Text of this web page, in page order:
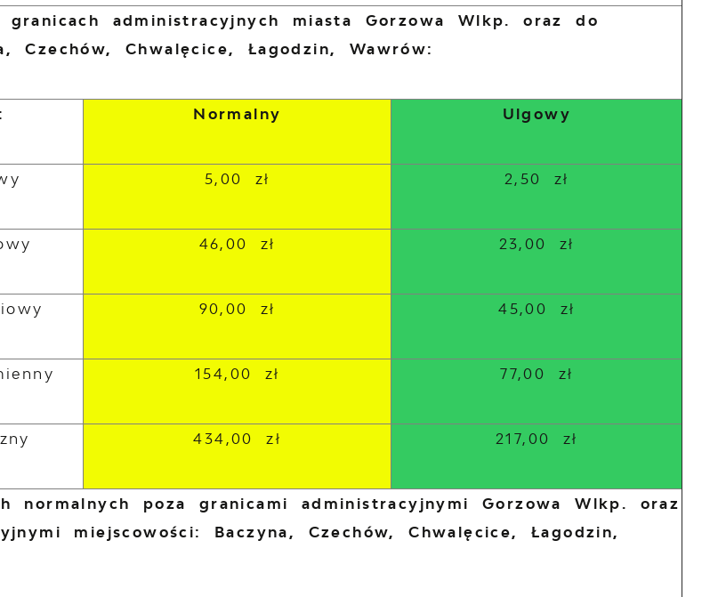
administracyjnych miasta Gorzowa Wlkp. oraz do
Czechów, Chwalęcice, Łagodzin, Wawrów:
Normalny Ulgowy
5,00 zł 2,50 zł
46,00 zł 23,00 zł
90,00 zł 45,00 zł
154,00 zł 77,00 zł
434,00 zł 217,00 zł
normalnych poza granicami administracyjnymi Gorzowa Wlkp. oraz
miejscowości: Baczyna, Czechów, Chwalęcice, Łagodzin,